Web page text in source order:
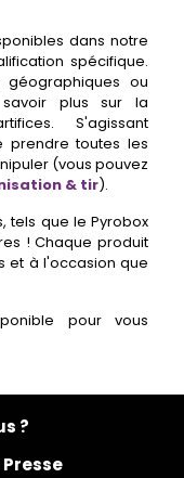
dans notre
spécifique.
ou
savoir plus sur la
S'agissant
prendre toutes les
(vous pouvez
& tir).
tels que le Pyrobox
! Chaque produit
et à l'occasion que
pour vous
?